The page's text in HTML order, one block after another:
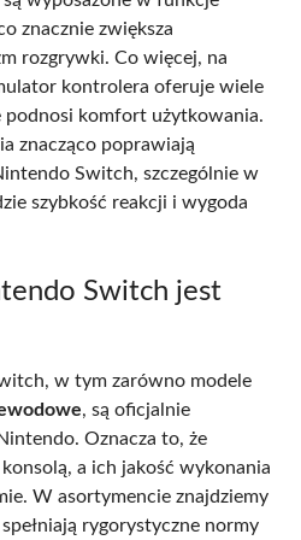
znacznie zwiększa
rozgrywki. Co więcej, na
kontrolera oferuje wiele
podnosi komfort użytkowania.
znacząco poprawiają
Switch, szczególnie w
szybkość reakcji i wygoda
Switch jest
w tym zarówno modele
, są oficjalnie
Oznacza to, że
a ich jakość wykonania
W asortymencie znajdziemy
rygorystyczne normy